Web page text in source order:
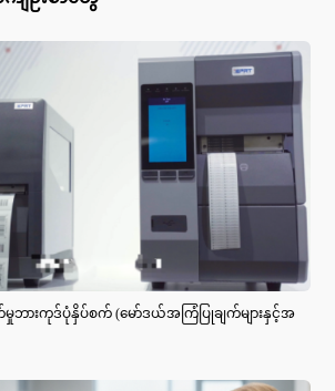
မှုဘားကုဒ်ပုံနှိပ်စက် (မော်ဒယ်အကြံပြုချက်များနှင့်အ